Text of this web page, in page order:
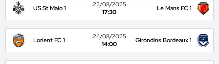
US St Malo 1
22/08/2025
17:30
Le Mans FC 1
Lorient FC 1
24/08/2025
14:00
Girondins Bordeaux 1